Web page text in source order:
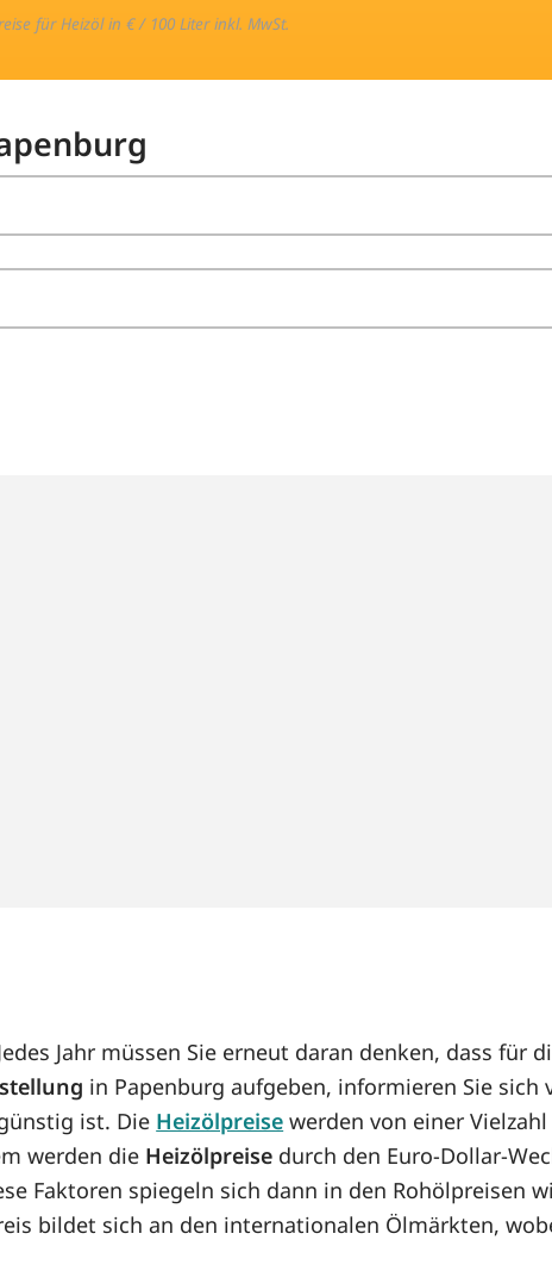
für Heizöl in € / 100 Liter inkl. MwSt.
Jahr müssen Sie erneut daran denken, dass für
in Papenburg aufgeben, informieren Sie sich
ist. Die Heizölpreise werden von einer
werden die Heizölpreise durch den Euro-Dollar-
Faktoren spiegeln sich dann in den Rohölpreisen
bildet sich an den internationalen Ölmärkten,